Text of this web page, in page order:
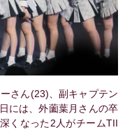
さん(23)、副キャプテン
には、外薗葉月さんの卒
くなった2人がチームTII